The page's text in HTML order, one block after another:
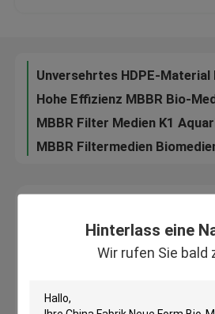
Hinterlass eine
Wir rufen Sie bald
Treten Sie mit uns in
Blog
MBBR-Filtermedien
MBBR-Biomedien
Wir rufen Sie bald